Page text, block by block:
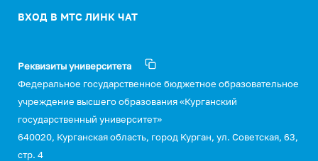
ВХОД В МТС ЛИНК ЧАТ
Реквизиты университета
Федеральное государственное бюджетное образовательное
учреждение высшего образования «Курганский
государственный университет»
640020, Курганская область, город Курган, ул. Советская, 63,
стр. 4